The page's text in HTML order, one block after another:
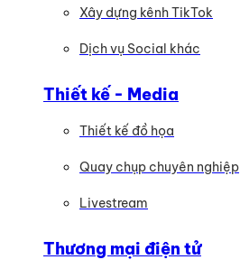
Xây dựng kênh TikTok
Dịch vụ Social khác
Thiết kế - Media
Thiết kế đồ họa
Quay chụp chuyên nghiệp
Livestream
Thương mại điện tử